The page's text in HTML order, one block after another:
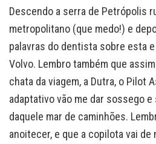
Descendo a serra de Petrópolis
metropolitano (que medo!) e
palavras do dentista sobre esta
Volvo. Lembro também que
chata da viagem, a Dutra, o Pilot
adaptativo vão me dar sossego
daquele mar de caminhões.
anoitecer, e que a copilota vai de